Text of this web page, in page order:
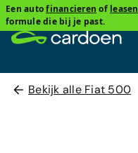
Een autofinancieren of leasen
formule die bij je past.
Bekijk alle Fiat 500